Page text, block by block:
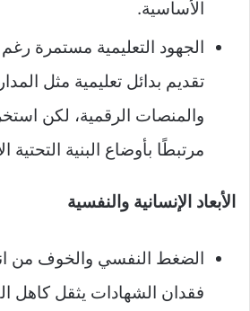
الأساسية.
الجهود التعليمية مستمرة
تقديم بدائل تعليمية مثل
والمنصات الرقمية، لكن
مرتبطًا بأوضاع البنية التحتية
الأبعاد الإنسانية والنفسية
الضغط النفسي والخوف من
فقدان الشهادات يثقل كاهل